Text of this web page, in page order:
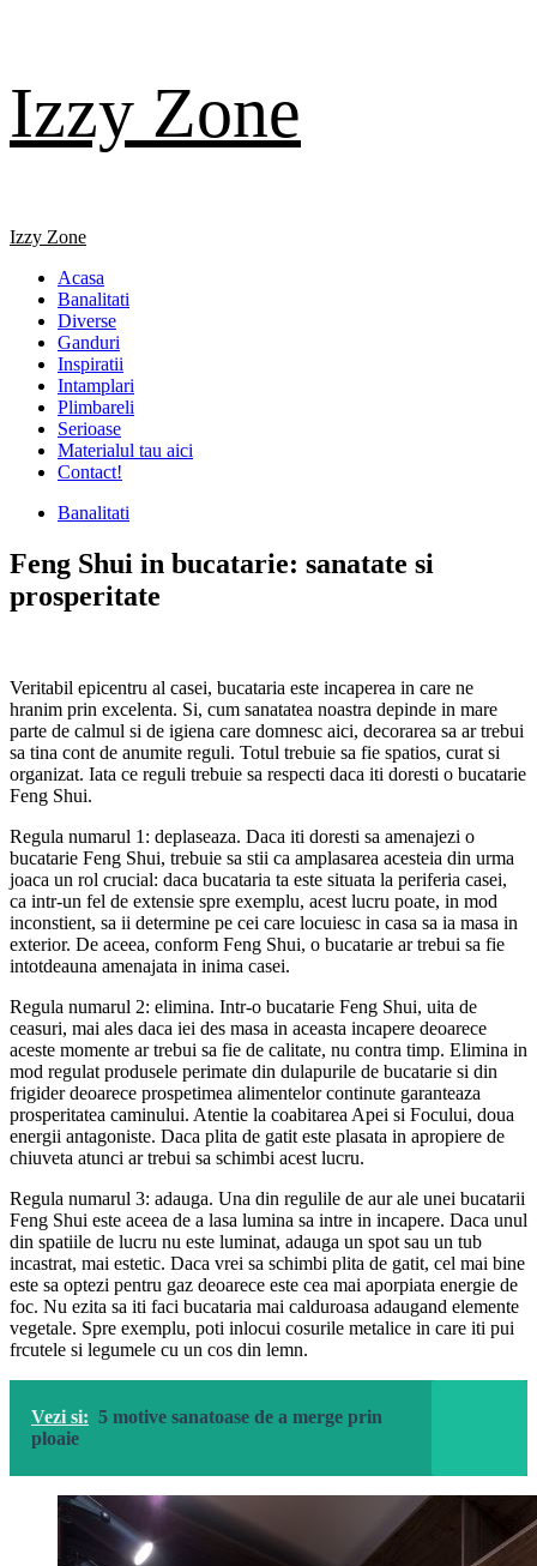
content
Izzy Zone
Primary
Izzy Zone
Acasa
Banalitati
Diverse
Ganduri
Inspiratii
Intamplari
Plimbareli
Serioase
Materialul tau aici
Contact!
Banalitati
Feng Shui in bucatarie: sanatate si
prosperitate
Veritabil epicentru al casei, bucataria este incaperea in care ne
hranim prin excelenta. Si, cum sanatatea noastra depinde in mare
parte de calmul si de igiena care domnesc aici, decorarea sa ar trebui
sa tina cont de anumite reguli. Totul trebuie sa fie spatios, curat si
organizat. Iata ce reguli trebuie sa respecti daca iti doresti o bucatarie
Feng Shui.
Regula numarul 1: deplaseaza. Daca iti doresti sa amenajezi o
bucatarie Feng Shui, trebuie sa stii ca amplasarea acesteia din urma
joaca un rol crucial: daca bucataria ta este situata la periferia casei,
ca intr-un fel de extensie spre exemplu, acest lucru poate, in mod
inconstient, sa ii determine pe cei care locuiesc in casa sa ia masa in
exterior. De aceea, conform Feng Shui, o bucatarie ar trebui sa fie
intotdeauna amenajata in inima casei.
Regula numarul 2: elimina. Intr-o bucatarie Feng Shui, uita de
ceasuri, mai ales daca iei des masa in aceasta incapere deoarece
aceste momente ar trebui sa fie de calitate, nu contra timp. Elimina in
mod regulat produsele perimate din dulapurile de bucatarie si din
frigider deoarece prospetimea alimentelor continute garanteaza
prosperitatea caminului. Atentie la coabitarea Apei si Focului, doua
energii antagoniste. Daca plita de gatit este plasata in apropiere de
chiuveta atunci ar trebui sa schimbi acest lucru.
Regula numarul 3: adauga. Una din regulile de aur ale unei bucatarii
Feng Shui este aceea de a lasa lumina sa intre in incapere. Daca unul
din spatiile de lucru nu este luminat, adauga un spot sau un tub
incastrat, mai estetic. Daca vrei sa schimbi plita de gatit, cel mai bine
este sa optezi pentru gaz deoarece este cea mai aporpiata energie de
foc. Nu ezita sa iti faci bucataria mai calduroasa adaugand elemente
vegetale. Spre exemplu, poti inlocui cosurile metalice in care iti pui
frcutele si legumele cu un cos din lemn.
Vezi si: 5 motive sanatoase de a merge prin
ploaie